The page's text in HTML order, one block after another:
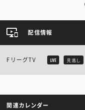
配信情報
FリーグTV LIVE 見逃し
関連カレンダー